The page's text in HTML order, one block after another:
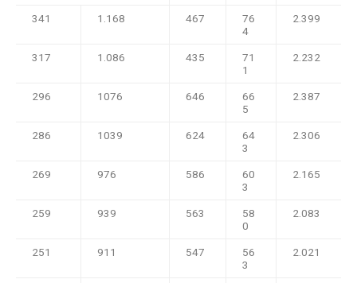
341 1.168 467
76
4
2.399
317 1.086 435
71
1
2.232
296 1076 646
66
5
2.387
286 1039 624
64
3
2.306
269 976 586
60
3
2.165
259 939 563
58
0
2.083
251 911 547
56
3
2.021